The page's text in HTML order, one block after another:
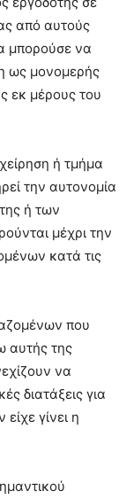
από αυτούς
μπορούσε να
ως μονομερής
εκ μέρους του
ή τμήμα
την αυτονομία
ή των
μέχρι την
κατά τις
που
αυτής της
να
διατάξεις για
γίνει η